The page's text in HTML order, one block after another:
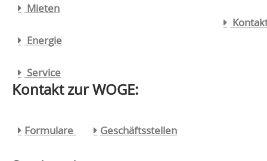
Mieten
Energie
Service
Kontakt zur WOGE:
Formulare Geschäftsstellen